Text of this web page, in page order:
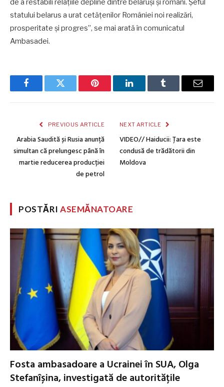
de a restabili relațiile depline dintre belaruși și români. Șeful
statului belarus a urat cetățenilor României noi realizări,
prosperitate și progres”, se mai arată în comunicatul
Ambasadei.
FacebookTwitter Pinterest LinkedInTumblr Email
PREVIOUS ARTICLE
Arabia Saudită și Rusia anunță
simultan că prelungesc până în
martie reducerea producției
de petrol
NEXT ARTICLE
VIDEO// Haiducii: Țara este
condusă de trădătorii din
Moldova
POSTĂRIASEMĂNATOARE
Fosta ambasadoare a Ucrainei în SUA, Olga
Stefanîșina, investigată de autoritățile